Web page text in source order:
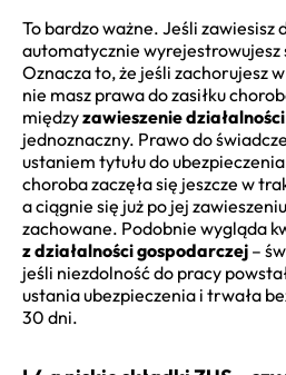
To bardzo ważne. Jeśli zawiesisz
automatycznie wyrejestrowujesz
Oznacza to, że jeśli zachorujesz
nie masz prawa do zasiłku
międzyzawieszenie
jednoznaczny. Prawo do
ustaniem tytułu do
choroba zaczęła się jeszcze w
a ciągnie się już po jej
zachowane. Podobnie wygląda
z działalności gospodarczej –
jeśli niezdolność do pracy
ustania ubezpieczenia i trwała
30 dni.